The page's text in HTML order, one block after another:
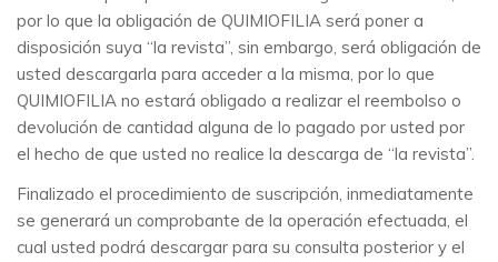
por lo que la obligación de QUIMIOFILIA será poner a
disposición suya “la revista”, sin embargo, será obligación de
usted descargarla para acceder a la misma, por lo que
QUIMIOFILIA no estará obligado a realizar el reembolso o
devolución de cantidad alguna de lo pagado por usted por
el hecho de que usted no realice la descarga de “la revista”.
Finalizado el procedimiento de suscripción, inmediatamente
se generará un comprobante de la operación efectuada, el
cual usted podrá descargar para su consulta posterior y el